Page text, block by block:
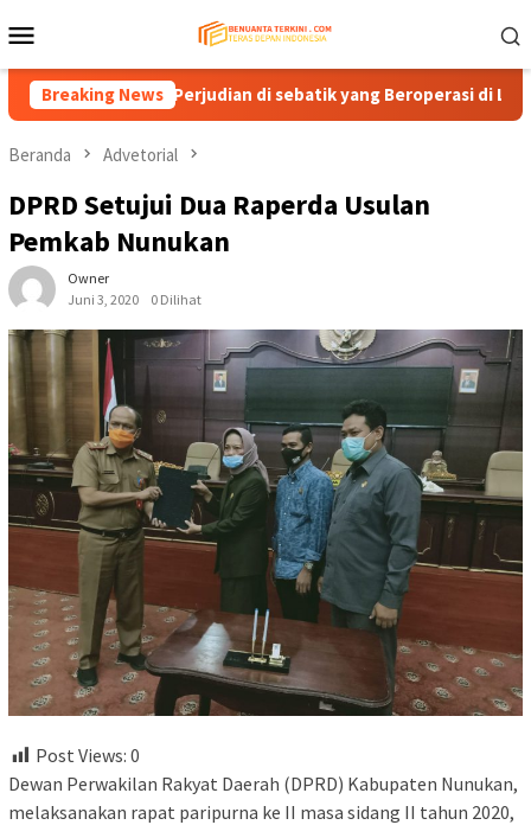
ke
Mobile
Breaking News
Praktik Perjudian di sebatik yang Beroperasi di Luar
Beranda Advetorial
DPRD Setujui Dua Raperda Usulan
Pemkab Nunukan
Owner
Juni 3, 2020
0 Dilihat
Post Views: 0
Dewan Perwakilan Rakyat Daerah (DPRD) Kabupaten Nunukan,
melaksanakan rapat paripurna ke II masa sidang II tahun 2020,